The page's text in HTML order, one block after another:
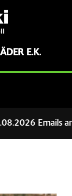
E.K.
an